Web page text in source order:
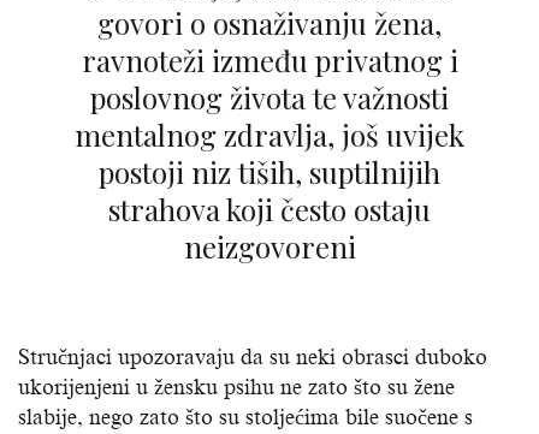
govori o osnaživanju žena,
ravnoteži između privatnog i
poslovnog života te važnosti
mentalnog zdravlja, još uvijek
postoji niz tiših, suptilnijih
strahova koji često ostaju
neizgovoreni
Stručnjaci upozoravaju da su neki obrasci duboko
ukorijenjeni u žensku psihu ne zato što su žene
slabije, nego zato što su stoljećima bile suočene s